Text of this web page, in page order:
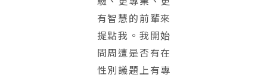
有智慧的前輩來
提點我。我開始
問周遭是否有在
性別議題上有專